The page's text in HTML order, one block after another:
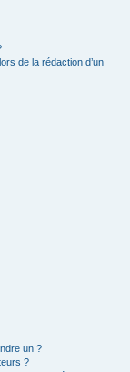
de la rédaction d’un
un ?
?